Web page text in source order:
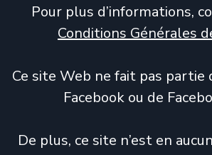
Pour plus d’informations,
Conditions Générales
Ce site Web ne fait pas partie
Facebook ou de
De plus, ce site n’est en